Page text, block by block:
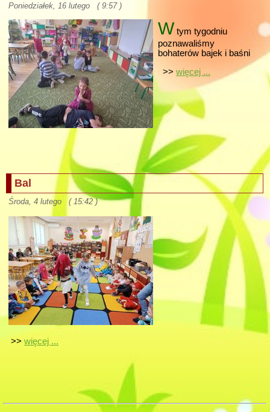
Poniedziałek, 16 lutego ( 9:57 )
W tym tygodniu
poznawaliśmy
bohaterów bajek i baśni
>> więcej ...
Bal
Środa, 4 lutego ( 15:42 )
>> więcej ...